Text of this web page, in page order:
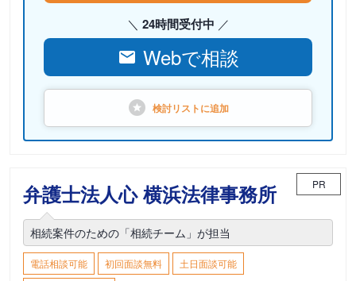
24時間受付中
Webで相談
検討リストに追加
弁護士法人心 横浜法律事務所 PR
相続案件のための「相続チーム」が担当
電話相談可能 初回面談無料
土日面談可能